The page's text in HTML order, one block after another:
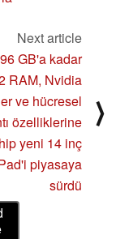
Next article
GB'a kadar
RAM, Nvidia
ve hücresel
özelliklerine
yeni 14 inç
piyasaya
sürdü
⟩